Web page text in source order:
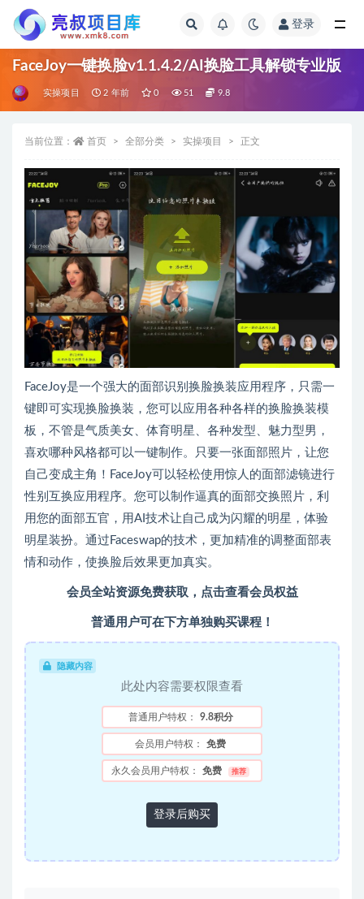
登录
FaceJoy一键换脸v1.1.4.2/AI换脸工具解锁专业版
实操项目 2 年前 0 51 9.8
当前位置： 首页 全部分类 实操项目 正文
FaceJoy是一个强大的面部识别换脸换装应用程序，只需一
键即可实现换脸换装，您可以应用各种各样的换脸换装模
板，不管是气质美女、体育明星、各种发型、魅力型男，
喜欢哪种风格都可以一键制作。只要一张面部照片，让您
自己变成主角！FaceJoy可以轻松使用惊人的面部滤镜进行
性别互换应用程序。您可以制作逼真的面部交换照片，利
用您的面部五官，用AI技术让自己成为闪耀的明星，体验
明星装扮。通过Faceswap的技术，更加精准的调整面部表
情和动作，使换脸后效果更加真实。
会员全站资源免费获取，点击查看会员权益
普通用户可在下方单独购买课程！
隐藏内容
此处内容需要权限查看
普通用户特权： 9.8积分
会员用户特权： 免费
永久会员用户特权： 免费 推荐
登录后购买